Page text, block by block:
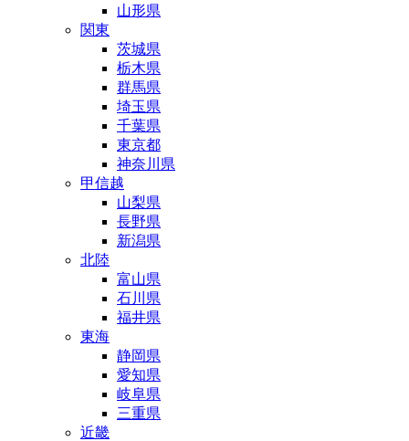
山形県
関東
茨城県
栃木県
群馬県
埼玉県
千葉県
東京都
神奈川県
甲信越
山梨県
長野県
新潟県
北陸
富山県
石川県
福井県
東海
静岡県
愛知県
岐阜県
三重県
近畿